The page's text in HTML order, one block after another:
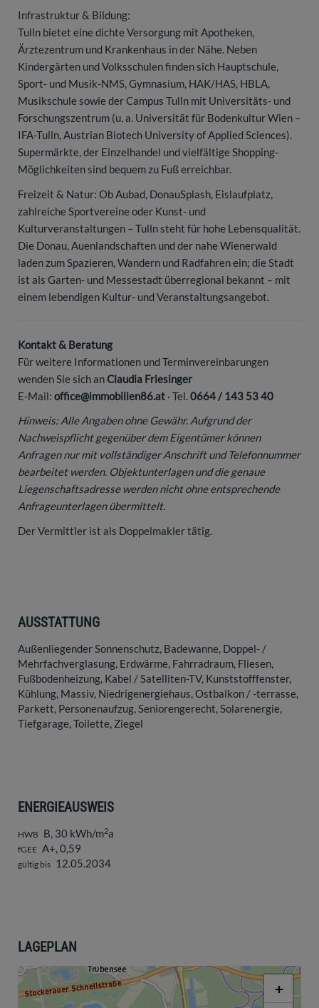
Infrastruktur & Bildung:
Tulln bietet eine dichte Versorgung mit Apotheken,
Ärztezentrum und Krankenhaus in der Nähe. Neben
Kindergärten und Volksschulen finden sich Hauptschule,
Sport- und Musik-NMS, Gymnasium, HAK/HAS, HBLA,
Musikschule sowie der Campus Tulln mit Universitäts- und
Forschungszentrum (u. a. Universität für Bodenkultur Wien –
IFA-Tulln, Austrian Biotech University of Applied Sciences).
Supermärkte, der Einzelhandel und vielfältige Shopping-
Möglichkeiten sind bequem zu Fuß erreichbar.
Freizeit & Natur: Ob Aubad, DonauSplash, Eislaufplatz,
zahlreiche Sportvereine oder Kunst- und
Kulturveranstaltungen – Tulln steht für hohe Lebensqualität.
Die Donau, Auenlandschaften und der nahe Wienerwald
laden zum Spazieren, Wandern und Radfahren ein; die Stadt
ist als Garten- und Messestadt überregional bekannt – mit
einem lebendigen Kultur- und Veranstaltungsangebot.
Kontakt & Beratung
Für weitere Informationen und Terminvereinbarungen
wenden Sie sich anClaudia Friesinger
E-Mail: office@immobilien86.at · Tel.0664 / 143 53 40
Hinweis: Alle Angaben ohne Gewähr. Aufgrund der
Nachweispflicht gegenüber dem Eigentümer können
Anfragen nur mit vollständiger Anschrift und Telefonnummer
bearbeitet werden. Objektunterlagen und die genaue
Liegenschaftsadresse werden nicht ohne entsprechende
Anfrageunterlagen übermittelt.
Der Vermittler ist als Doppelmakler tätig.
AUSSTATTUNG
Außenliegender Sonnenschutz Badewanne Doppel- /
Mehrfachverglasung Erdwärme Fahrradraum Fliesen
Fußbodenheizung Kabel / Satelliten-TV Kunststofffenster
Kühlung Massiv Niedrigenergiehaus Ostbalkon / -terrasse
Parkett Personenaufzug Seniorengerecht Solarenergie
Tiefgarage Toilette Ziegel
ENERGIEAUSWEIS
HWB B, 30 kWh/m2a
fGEE A+, 0,59
gültig bis 12.05.2034
LAGEPLAN
+